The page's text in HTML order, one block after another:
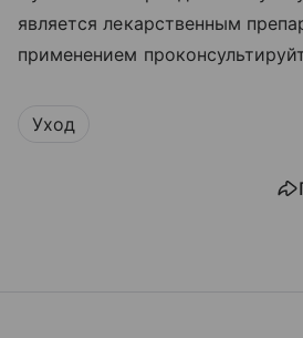
является лекарственным
применением
Уход